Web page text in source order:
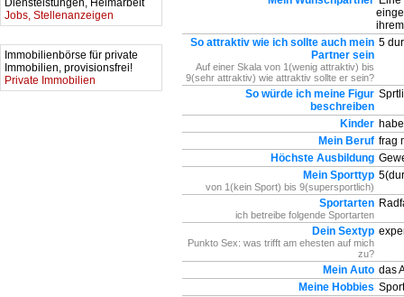
Diensteistungen, Heimarbeit
Jobs, Stellenanzeigen
Immobilienbörse für private
Immobilien, provisionsfrei!
Private Immobilien
So attraktiv wie ich sollte auch mein
Partner sein
Auf einer Skala von 1(wenig attraktiv) bis
9(sehr attraktiv) wie attraktiv sollte er sein?
5
So würde ich meine Figur
beschreiben
Kinder
Mein Beruf frag
Höchste Ausbildung
Mein Sporttyp
von 1(kein Sport) bis 9(supersportlich)
Sportarten
ich betreibe folgende Sportarten
Dein Sextyp
Punkto Sex: was trifft am ehesten auf mich
zu?
Mein Auto das
Meine Hobbies